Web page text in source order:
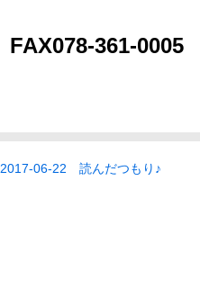
FAX078-361-0005
2017-06-22 読んだつもり♪